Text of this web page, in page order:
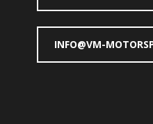
INFO@VM-